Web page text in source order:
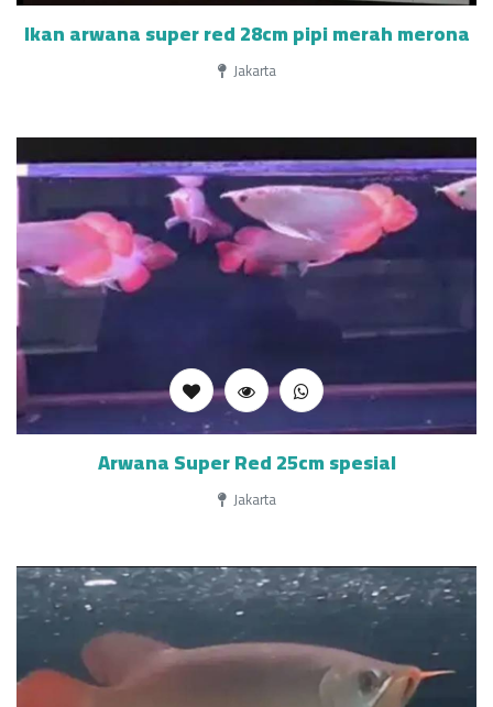
Ikan arwana super red 28cm pipi merah merona
Jakarta
Arwana Super Red 25cm spesial
Jakarta